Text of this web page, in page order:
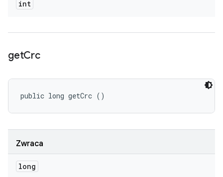
int
getCrc
public long getCrc ()
Zwraca
long